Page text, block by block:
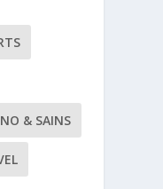
& SAINS